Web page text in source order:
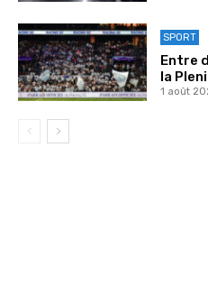
SPORT
Entre
la
1 août